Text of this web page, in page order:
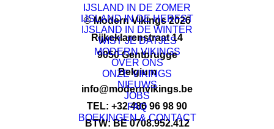
IJSLAND IN DE ZOMER
IJSLAND IN DE HERFST
IJSLAND IN DE WINTER
WIST JE DATJES
MODERN VIKINGS
OVER ONS
ONZE VIKINGS
NIEUWS
JOBS
FAQ
BOEKINGEN & CONTACT
© Modern Vikings 2026
Rijkeklarenstraat 14
9050 Gentbrugge
Belgium
info@modernvikings.be
TEL: +32 486 96 98 90
BTW: BE 0708.952.412